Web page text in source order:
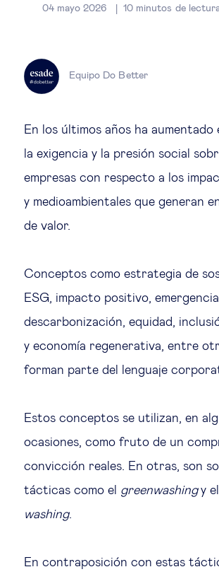
Gestión del talento
Cambio tecnológico
transformación
Educación del futuro
Tecnología jurídica
Social
Cohesión social &
04 mayo 2026 10minutos de
Equipo Do Better
En los últimos años ha aumentado
la exigencia y la presión social
empresas con respecto a los
y medioambientales que generan
de valor.
Conceptos como estrategia de
ESG, impacto positivo,
descarbonización, equidad,
y economía regenerativa, entre
forman parte del lenguaje
Estos conceptos se utilizan, en
ocasiones, como fruto de un
convicción reales. En otras, son
tácticas como el greenwashingy el
washing.
En contraposición con estas